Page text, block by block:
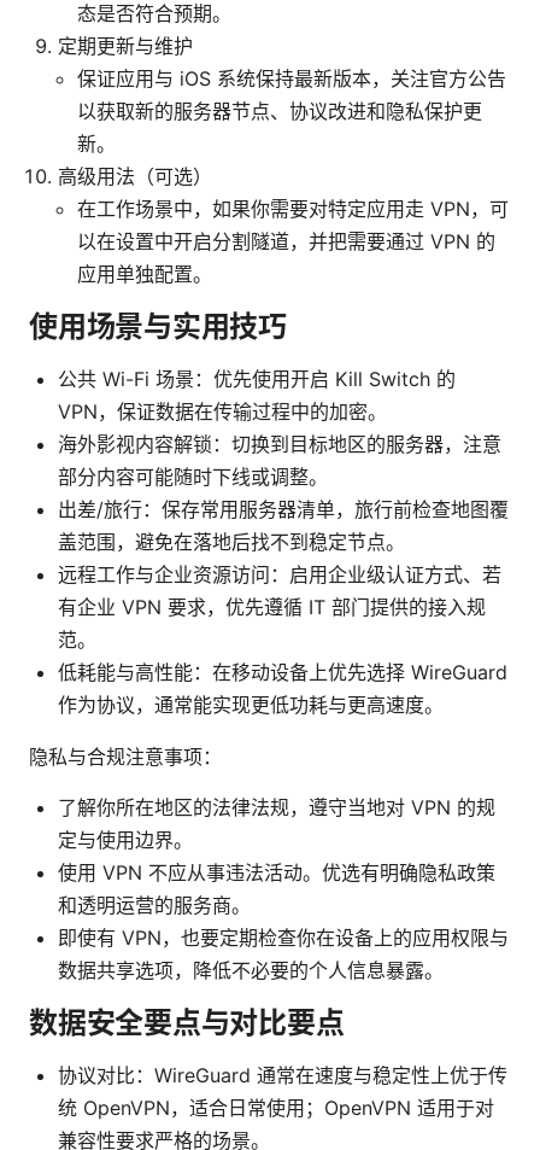
态是否符合预期。
定期更新与维护
保证应用与 iOS 系统保持最新版本，关注官方公告
以获取新的服务器节点、协议改进和隐私保护更
新。
高级用法（可选）
在工作场景中，如果你需要对特定应用走 VPN，可
以在设置中开启分割隧道，并把需要通过 VPN 的
应用单独配置。
使用场景与实用技巧
公共 Wi-Fi 场景：优先使用开启 Kill Switch 的
VPN，保证数据在传输过程中的加密。
海外影视内容解锁：切换到目标地区的服务器，注意
部分内容可能随时下线或调整。
出差/旅行：保存常用服务器清单，旅行前检查地图覆
盖范围，避免在落地后找不到稳定节点。
远程工作与企业资源访问：启用企业级认证方式、若
有企业 VPN 要求，优先遵循 IT 部门提供的接入规
范。
低耗能与高性能：在移动设备上优先选择 WireGuard
作为协议，通常能实现更低功耗与更高速度。
隐私与合规注意事项：
了解你所在地区的法律法规，遵守当地对 VPN 的规
定与使用边界。
使用 VPN 不应从事违法活动。优选有明确隐私政策
和透明运营的服务商。
即使有 VPN，也要定期检查你在设备上的应用权限与
数据共享选项，降低不必要的个人信息暴露。
数据安全要点与对比要点
协议对比：WireGuard 通常在速度与稳定性上优于传
统 OpenVPN，适合日常使用；OpenVPN 适用于对
兼容性要求严格的场景。